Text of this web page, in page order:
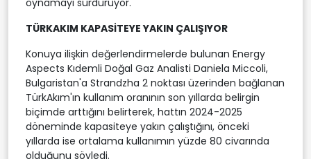
oynamayı sürdürüyor.
TÜRKAKIM KAPASİTEYE YAKIN ÇALIŞIYOR
Konuya ilişkin değerlendirmelerde bulunan Energy
Aspects Kıdemli Doğal Gaz Analisti Daniela Miccoli,
Bulgaristan'a Strandzha 2 noktası üzerinden bağlanan
TürkAkım'ın kullanım oranının son yıllarda belirgin
biçimde arttığını belirterek, hattın 2024-2025
döneminde kapasiteye yakın çalıştığını, önceki
yıllarda ise ortalama kullanımın yüzde 80 civarında
olduğunu söyledi.